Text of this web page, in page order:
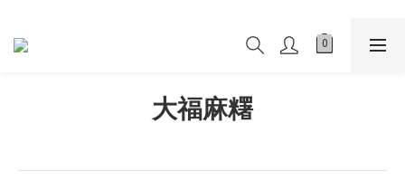
大福麻糬